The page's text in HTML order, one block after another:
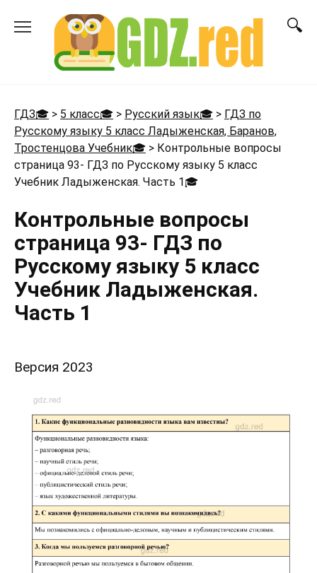
ГДЗ🎓 > 5 класс🎓 > Русский язык🎓 > ГДЗ по
Русскому языку 5 класс Ладыженская, Баранов,
Тростенцова Учебник🎓 > Контрольные вопросы
страница 93- ГДЗ по Русскому языку 5 класс
Учебник Ладыженская. Часть 1🎓
Контрольные вопросы
страница 93- ГДЗ по
Русскому языку 5 класс
Учебник Ладыженская.
Часть 1
Версия 2023